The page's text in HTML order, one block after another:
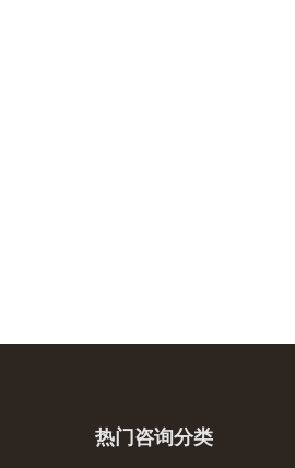
热门咨询分类